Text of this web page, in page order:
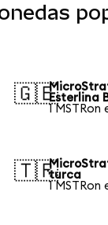
🇬🇧Esterlina
1 MSTRon
🇹🇷turca
1